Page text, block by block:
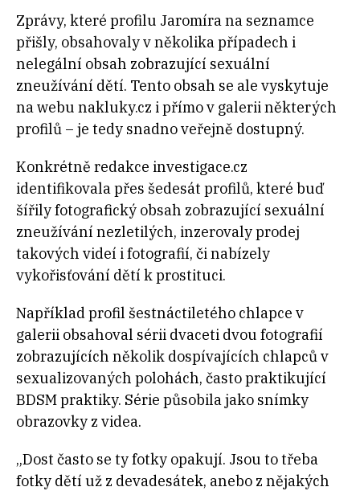
Zprávy, které profilu Jaromíra na seznamce
přišly, obsahovaly v několika případech i
nelegální obsah zobrazující sexuální
zneužívání dětí. Tento obsah se ale vyskytuje
na webu nakluky.cz i přímo v galerii některých
profilů – je tedy snadno veřejně dostupný.
Konkrétně redakce investigace.cz
identifikovala přes šedesát profilů, které buď
šířily fotografický obsah zobrazující sexuální
zneužívání nezletilých, inzerovaly prodej
takových videí i fotografií, či nabízely
vykořisťování dětí k prostituci.
Například profil šestnáctiletého chlapce v
galerii obsahoval sérii dvaceti dvou fotografií
zobrazujících několik dospívajících chlapců v
sexualizovaných polohách, často praktikující
BDSM praktiky. Série působila jako snímky
obrazovky z videa.
„Dost často se ty fotky opakují. Jsou to třeba
fotky dětí už z devadesátek, anebo z nějakých